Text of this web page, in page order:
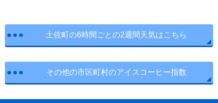
土佐町の6時間ごとの2週間天気はこちら
その他の市区町村のアイスコーヒー指数